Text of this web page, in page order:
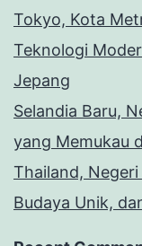
Tokyo, Kota
Teknologi
Jepang
Selandia Baru,
yang Memukau
Thailand,
Budaya Unik,